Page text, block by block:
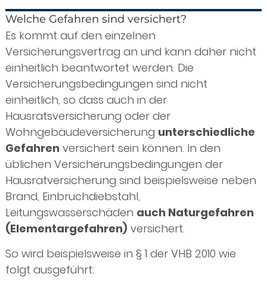
Welche Gefahren sind versichert?
Es kommt auf den einzelnen
Versicherungsvertrag an und kann daher nicht
einheitlich beantwortet werden. Die
Versicherungsbedingungen sind nicht
einheitlich, so dass auch in der
Hausratsversicherung oder der
Wohngebäudeversicherung unterschiedliche
Gefahren versichert sein können. In den
üblichen Versicherungsbedingungen der
Hausratversicherung sind beispielsweise neben
Brand, Einbruchdiebstahl,
Leitungswasserschäden auch Naturgefahren
(Elementargefahren) versichert.
So wird beispielsweise in § 1 der VHB 2010 wie
folgt ausgeführt: